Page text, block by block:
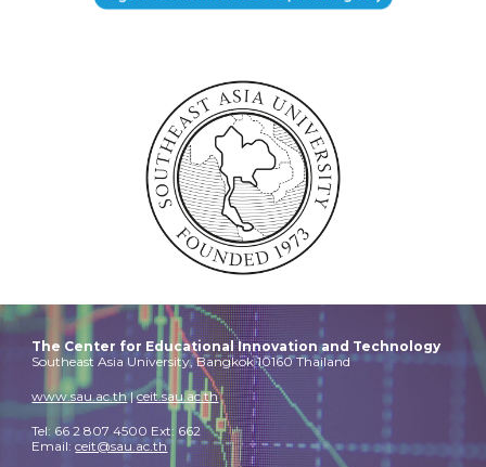
The Center for Educational Innovation and Technology
Southeast Asia University, Bangkok 10160 Thailand
www.sau.ac.th|ceit.sau.ac.th
Tel: 66 2 807 4500 Ext: 662
Email:ceit@sau.ac.th